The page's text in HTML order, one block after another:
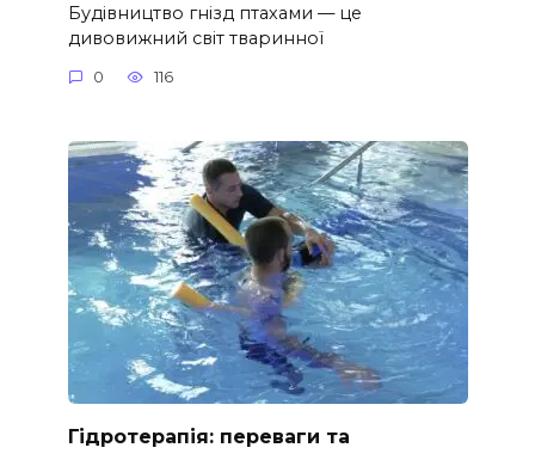
Будівництво гнізд птахами — це
дивовижний світ тваринної
0 116
Гідротерапія: переваги та